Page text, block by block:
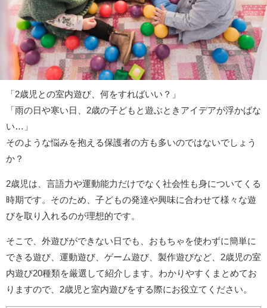
「2歳児との室内遊び、何をすればいい？」
「雨の日や寒い日、2歳の子どもと遊ぶときアイデアが浮かばな
い…」
そのような悩みを抱える保護者の方も多いのではないでしょう
か？
2歳児は、言語力や運動能力だけでなく社会性も身についてくる
時期です。そのため、子どもの発達や興味に合わせて様々な遊
びを取り入れるのが理想的です。
そこで、外遊びができない日でも、おもちゃを使わずに簡単に
できる遊び、運動遊び、ゲーム遊び、製作遊びなど、2歳児の室
内遊び20種類を厳選して紹介します。わかりやすくまとめてお
りますので、2歳児と室内遊びをする際にお役立てください。